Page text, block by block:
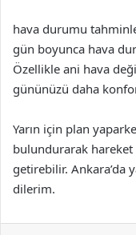
hava durumu
gün boyunca hava
Özellikle ani hava
gününüzü daha
Yarın için plan
bulundurarak
getirebilir. Ankara’da
dilerim.